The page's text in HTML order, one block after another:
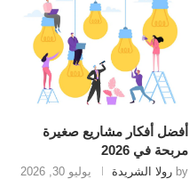
أفضل أفكار مشاريع صغيرة
مربحة في 2026
by رولا الشريدة يوليو 30, 2026